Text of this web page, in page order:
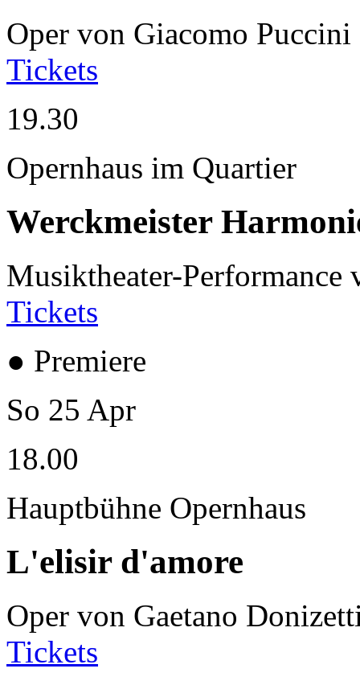
Oper von Giacomo Puccini
Tickets
19.30
Opernhaus im Quartier
Werckmeister
Musiktheater-Performance
Tickets
● Premiere
So 25 Apr
18.00
Hauptbühne Opernhaus
L'elisir d'amore
Oper von Gaetano
Tickets